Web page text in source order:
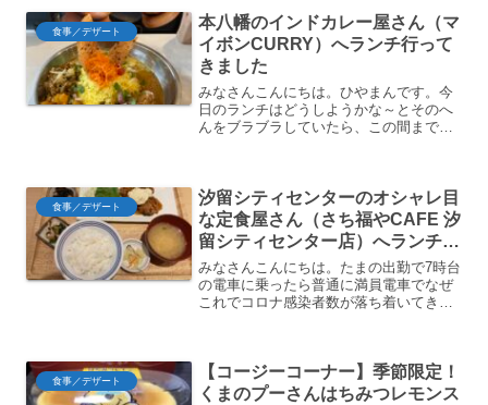
食事／デザート
本八幡のインドカレー屋さん（マ
イボンCURRY）へランチ行って
きました
みなさんこんにちは。ひやまんです。今
日のランチはどうしようかな～とそのへ
んをブラブラしていたら、この間まで何
店のようです。まろやかで...
食事／デザート
汐留シティセンターのオシャレ目
な定食屋さん（さち福やCAFE 汐
留シティセンター店）へランチに
行ってきました
みなさんこんにちは。たまの出勤で7時台
の電車に乗ったら普通に満員電車でなぜ
これでコロナ感染者数が落ち着いてきて
CAFE 汐留シティセン...
食事／デザート
【コージーコーナー】季節限定！
くまのプーさんはちみつレモンス